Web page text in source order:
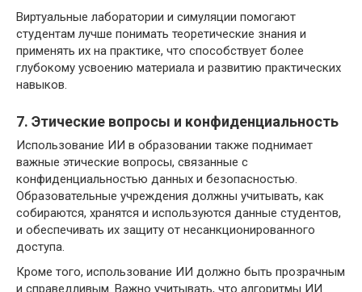
Виртуальные лаборатории и симуляции помогают
студентам лучше понимать теоретические знания и
применять их на практике, что способствует более
глубокому усвоению материала и развитию практических
навыков.
7. Этические вопросы и конфиденциальность
Использование ИИ в образовании также поднимает
важные этические вопросы, связанные с
конфиденциальностью данных и безопасностью.
Образовательные учреждения должны учитывать, как
собираются, хранятся и используются данные студентов,
и обеспечивать их защиту от несанкционированного
доступа.
Кроме того, использование ИИ должно быть прозрачным
и справедливым. Важно учитывать, что алгоритмы ИИ